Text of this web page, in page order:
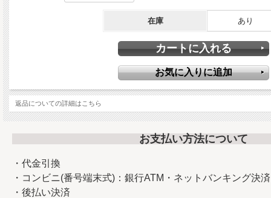
※金属部分は生産工程上キズなどがある場合がございます
在庫 あり
返品についての詳細はこちら
お支払い方法について
・代金引換
・コンビニ(番号端末式)：銀行ATM・ネットバンキング決済
・後払い決済